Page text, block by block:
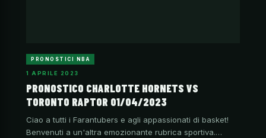
PRONOSTICI NBA
1 APRILE 2023
PRONOSTICO CHARLOTTE HORNETS VS
TORONTO RAPTOR 01/04/2023
Ciao a tutti i Farantubers e agli appassionati di basket!
Benvenuti a un'altra emozionante rubrica sportiva.…